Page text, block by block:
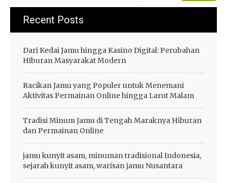
Recent Posts
Dari Kedai Jamu hingga Kasino Digital: Perubahan
Hiburan Masyarakat Modern
Racikan Jamu yang Populer untuk Menemani
Aktivitas Permainan Online hingga Larut Malam
Tradisi Minum Jamu di Tengah Maraknya Hiburan
dan Permainan Online
jamu kunyit asam, minuman tradisional Indonesia,
sejarah kunyit asam, warisan jamu Nusantara